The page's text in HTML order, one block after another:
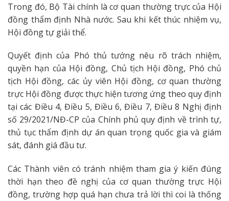
Trong đó, Bộ Tài chính là cơ quan thường trực của Hội
đồng thẩm định Nhà nước. Sau khi kết thúc nhiệm vụ,
Hội đồng tự giải thể.
Quyết định của Phó thủ tướng nêu rõ trách nhiệm,
quyền hạn của Hội đồng, Chủ tịch Hội đồng, Phó chủ
tịch Hội đồng, các ủy viên Hội đồng, cơ quan thường
trực Hội đồng được thực hiện tương ứng theo quy định
tại các Điều 4, Điều 5, Điều 6, Điều 7, Điều 8 Nghị định
số 29/2021/NĐ-CP của Chính phủ quy định về trình tự,
thủ tục thẩm định dự án quan trọng quốc gia và giám
sát, đánh giá đầu tư.
Các Thành viên có tránh nhiệm tham gia ý kiến đúng
thời hạn theo đề nghị của cơ quan thường trực Hội
đồng, trường hợp quá hạn chưa trả lời thì coi là thống